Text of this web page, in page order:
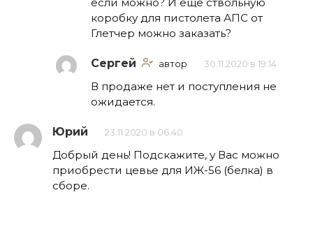
коробку для пистолета АПС от
Глетчер можно заказать?
Сергей автор 30.11.2020 в 19:14
В продаже нет и поступления не
ожидается.
Юрий 23.11.2020 в 06:40
Добрый день! Подскажите, у Вас можно
приобрести цевье для ИЖ-56 (белка) в
сборе.